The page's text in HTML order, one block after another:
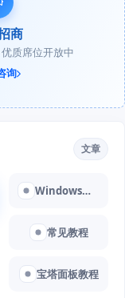
商
质席位开放中
询
文章
Windows教程
常见教程
宝塔面板教程